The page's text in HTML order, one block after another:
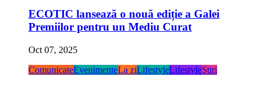
ECOTIC lansează o nouă ediție a Galei
Premiilor pentru un Mediu Curat
Oct 07, 2025
ComunicateEvenimenteLa ziLifestyleLifestyleŞtiri